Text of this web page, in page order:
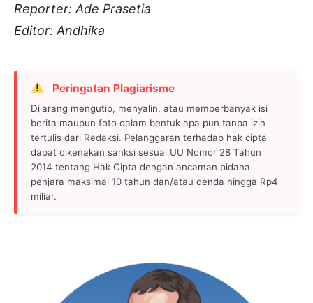
Reporter: Ade Prasetia
Editor: Andhika
Peringatan Plagiarisme
Dilarang mengutip, menyalin, atau memperbanyak isi
berita maupun foto dalam bentuk apa pun tanpa izin
tertulis dari Redaksi. Pelanggaran terhadap hak cipta
dapat dikenakan sanksi sesuai UU Nomor 28 Tahun
2014 tentang Hak Cipta dengan ancaman pidana
penjara maksimal 10 tahun dan/atau denda hingga Rp4
miliar.